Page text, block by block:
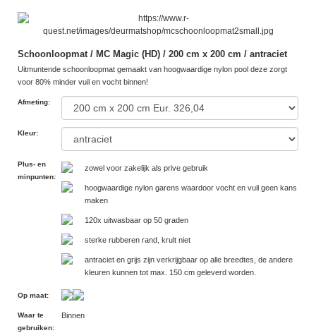
Schoonloopmat / MC Magic (HD) / 200 cm x 200 cm / antraciet
Uitmuntende schoonloopmat gemaakt van hoogwaardige nylon pool deze zorgt
voor 80% minder vuil en vocht binnen!
Afmeting:
Kleur:
Plus- en
minpunten:
zowel voor zakelijk als prive gebruik
hoogwaardige nylon garens waardoor vocht en vuil geen kans
maken
120x uitwasbaar op 50 graden
sterke rubberen rand, krult niet
antraciet en grijs zijn verkrijgbaar op alle breedtes, de andere
kleuren kunnen tot max. 150 cm geleverd worden.
Op maat:
Waar te
gebruiken:
Binnen